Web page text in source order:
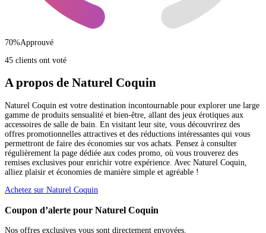
70%Approuvé
45 clients ont voté
A propos de Naturel Coquin
Naturel Coquin est votre destination incontournable pour explorer une large
gamme de produits sensualité et bien-être, allant des jeux érotiques aux
accessoires de salle de bain. En visitant leur site, vous découvrirez des
offres promotionnelles attractives et des réductions intéressantes qui vous
permettront de faire des économies sur vos achats. Pensez à consulter
régulièrement la page dédiée aux codes promo, où vous trouverez des
remises exclusives pour enrichir votre expérience. Avec Naturel Coquin,
alliez plaisir et économies de manière simple et agréable !
Achetez sur Naturel Coquin
Coupon d’alerte pour Naturel Coquin
Nos offres exclusives vous sont directement envoyées.